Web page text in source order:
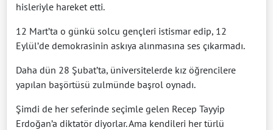
hisleriyle hareket etti.
12 Mart’ta o günkü solcu gençleri istismar edip, 12
Eylül’de demokrasinin askıya alınmasına ses çıkarmadı.
Daha dün 28 Şubat’ta, üniversitelerde kız öğrencilere
yapılan başörtüsü zulmünde başrol oynadı.
Şimdi de her seferinde seçimle gelen Recep Tayyip
Erdoğan’a diktatör diyorlar. Ama kendileri her türlü